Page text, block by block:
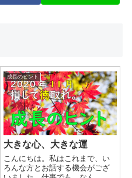
成長のヒント
大きな心、大きな運
こんにちは。私はこれまで、い
ろんな方とお話する機会がござ